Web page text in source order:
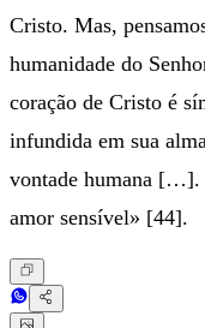
Cristo. Mas,
humanidade do
coração de Cristo é
infundida em sua
vontade humana
amor sensível» [44].